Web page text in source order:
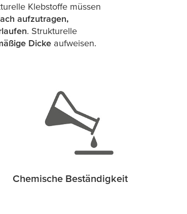
Klebstoffe müssen
aufzutragen,
. Strukturelle
Dicke aufweisen.
Chemische Beständigkeit